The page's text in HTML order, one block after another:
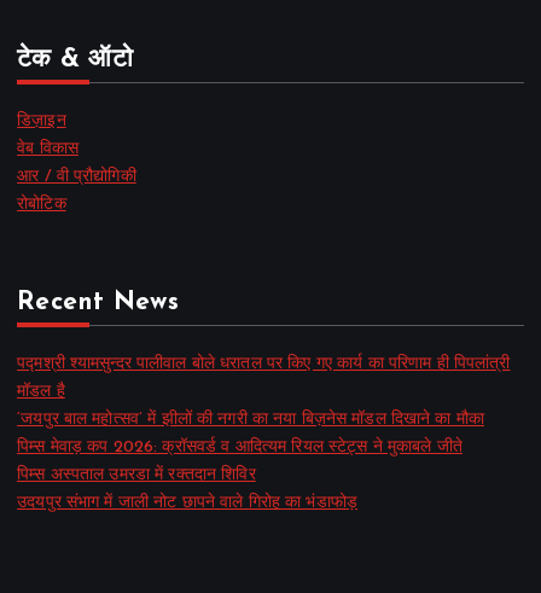
टेक & ऑटो
डिज़ाइन
वेब विकास
आर / वी प्रौद्योगिकी
रोबोटिक
Recent News
पद्मश्री श्यामसुन्दर पालीवाल बोले धरातल पर किए गए कार्य का परिणाम ही पिपलांत्री
मॉडल है
‘जयपुर बाल महोत्सव’ में झीलों की नगरी का नया बिज़नेस मॉडल दिखाने का मौका
पिम्स मेवाड़ कप 2026: क्रॉसवर्ड व आदित्यम रियल स्टेट्स ने मुकाबले जीते
पिम्स अस्पताल उमरडा में रक्तदान शिविर
उदयपुर संभाग में जाली नोट छापने वाले गिरोह का भंडाफोड़